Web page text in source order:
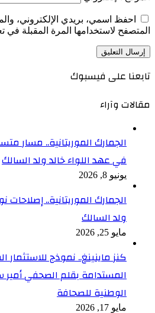
احفظ اسمي، بريدي الإلكتروني،
المتصفح لاستخدامها المرة المقبلة في
تابعنا على فيسبوك
مقالات وآراء
الجمارك الموريتانية.. مسار
في عهد اللواء خالد ولد السالك
يونيو 8, 2026
الجمارك الموريتانية..
ولد السالك
مايو 25, 2026
كنز ماينينغ.. نموذج
المستدامة بقلم الصحفي أمير
الوطنية للصحافة
مايو 17, 2026